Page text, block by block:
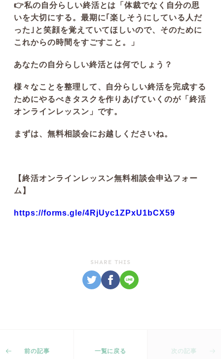
👉私の自分らしい終活とは「体裁でなく自分の思
いを大切にする。最期に｢楽しそうにしている人だ
った｣と笑顔を覚えていてほしいので、そのために
これからの時間をすごすこと。」
あなたの自分らしい終活とは何でしょう？
様々なことを整理して、自分らしい終活を完成する
ためにやるべきタスクを作りあげていくのが「終活
オンラインレッスン」です。
まずは、無料相談会にお越しくださいね。
【終活オンラインレッスン無料相談会申込フォー
ム】
https://forms.gle/4RjUyc1ZPxU1bCX59
SHARE THIS
前の記事 一覧に戻る 次の記事